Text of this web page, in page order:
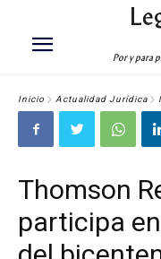
Por y para
Inicio Actualidad Jurídica
Thomson
participa